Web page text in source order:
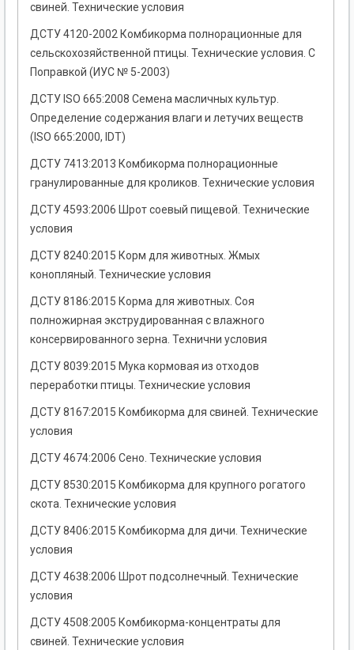
свиней. Технические условия
ДСТУ 4120-2002 Комбикорма полнорационные для
сельскохозяйственной птицы. Технические условия. С
Поправкой (ИУС № 5-2003)
ДСТУ ISO 665:2008 Семена масличных культур.
Определение содержания влаги и летучих веществ
(ISO 665:2000, IDT)
ДСТУ 7413:2013 Комбикорма полнорационные
гранулированные для кроликов. Технические условия
ДСТУ 4593:2006 Шрот соевый пищевой. Технические
условия
ДСТУ 8240:2015 Корм для животных. Жмых
конопляный. Технические условия
ДСТУ 8186:2015 Корма для животных. Соя
полножирная экструдированная с влажного
консервированного зерна. Технични условия
ДСТУ 8039:2015 Мука кормовая из отходов
переработки птицы. Технические условия
ДСТУ 8167:2015 Комбикорма для свиней. Технические
условия
ДСТУ 4674:2006 Сено. Технические условия
ДСТУ 8530:2015 Комбикорма для крупного рогатого
скота. Технические условия
ДСТУ 8406:2015 Комбикорма для дичи. Технические
условия
ДСТУ 4638:2006 Шрот подсолнечный. Технические
условия
ДСТУ 4508:2005 Комбикорма-концентраты для
свиней. Технические условия